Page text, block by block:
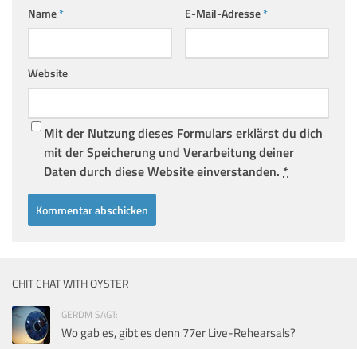
Name* E-Mail-Adresse*
Website
Mit der Nutzung dieses Formulars erklärst du dich
mit der Speicherung und Verarbeitung deiner
Daten durch diese Website einverstanden. *
CHIT CHAT WITH OYSTER
GERDM SAGT:
Wo gab es, gibt es denn 77er Live-Rehearsals?